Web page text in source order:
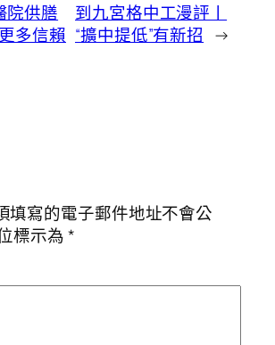
院供膳
多信賴
到九宮格中工漫評丨
“擴中提低”有新招 →
填寫的電子郵件地址不會公
標示為*